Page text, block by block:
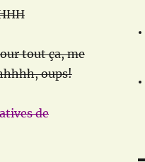
tout ça, me
oups!
de